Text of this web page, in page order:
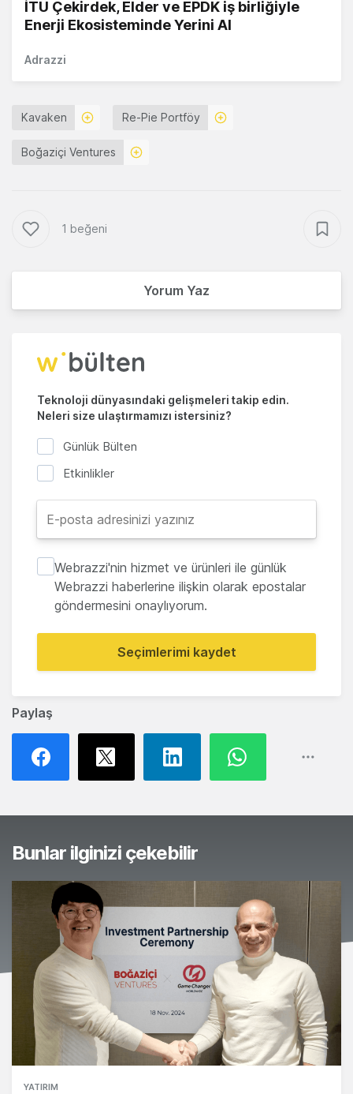
Paylaş
İTÜ Çekirdek, Elder ve EPDK iş birliğiyle
Enerji Ekosisteminde Yerini Al
Adrazzi
Kavaken Re-Pie Portföy
Boğaziçi Ventures
1 beğeni
Yorum Yaz
Teknoloji dünyasındaki gelişmeleri takip edin.
Neleri size ulaştırmamızı istersiniz?
Günlük Bülten
Etkinlikler
Webrazzi'nin hizmet ve ürünleri ile günlük
Webrazzi haberlerine ilişkin olarak epostalar
göndermesini onaylıyorum.
Seçimlerimi kaydet
Bunlar ilginizi çekebilir
YATIRIM